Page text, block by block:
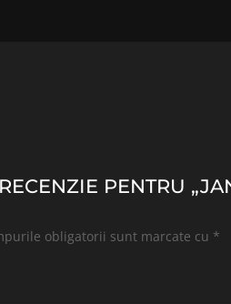
PENTRU
obligatorii sunt marcate cu *